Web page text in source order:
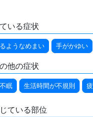
いる症状
ようなめまい 手がかゆい
他の症状
眠 生活時間が不規則
ている部位